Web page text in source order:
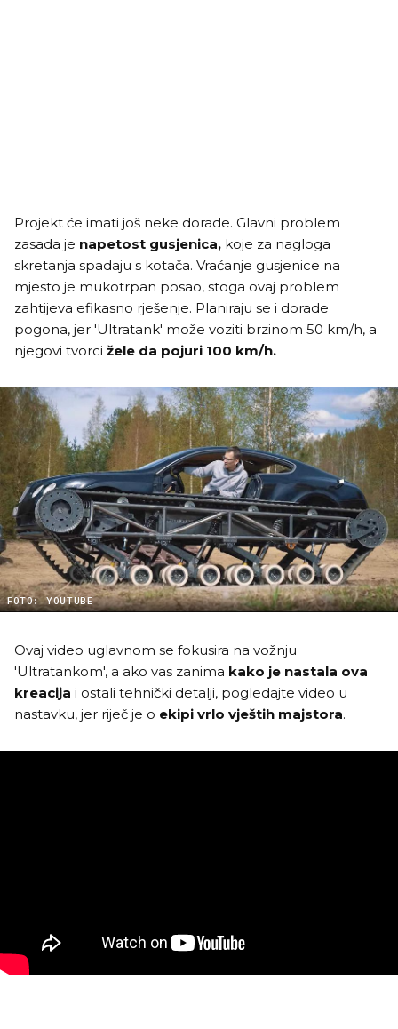
Projekt će imati još neke dorade. Glavni problem
zasada je napetost gusjenica, koje za nagloga
skretanja spadaju s kotača. Vraćanje gusjenice na
mjesto je mukotrpan posao, stoga ovaj problem
zahtijeva efikasno rješenje. Planiraju se i dorade
pogona, jer 'Ultratank' može voziti brzinom 50 km/h, a
njegovi tvorci žele da pojuri 100 km/h.
FOTO: YOUTUBE
Ovaj video uglavnom se fokusira na vožnju
'Ultratankom', a ako vas zanima kako je nastala ova
kreacija i ostali tehnički detalji, pogledajte video u
nastavku, jer riječ je o ekipi vrlo vještih majstora.